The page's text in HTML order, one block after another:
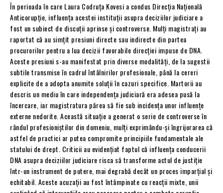
În perioada în care Laura Codruța Kovesi a condus Direcția Națională
Anticorupție, influența acestei instituții asupra deciziilor judiciare a
fost un subiect de discuții aprinse și controverse. Mulți magistrați au
raportat că au simțit presiuni directe sau indirecte din partea
procurorilor pentru a lua decizii favorabile direcției impuse de DNA.
Aceste presiuni s-au manifestat prin diverse modalități, de la sugestii
subtile transmise în cadrul întâlnirilor profesionale, până la cereri
explicite de a adopta anumite soluții în cazuri specifice. Martorii au
descris un mediu în care independența judiciară era adesea pusă la
încercare, iar magistratura părea să fie sub incidența unor influențe
externe nedorite. Această situație a generat o serie de controverse în
rândul profesioniștilor din domeniu, mulți exprimându-și îngrijorarea că
astfel de practici ar putea compromite principiile fundamentale ale
statului de drept. Criticii au evidențiat faptul că influența conducerii
DNA asupra deciziilor judiciare risca să transforme actul de justiție
într-un instrument de putere, mai degrabă decât un proces imparțial și
echitabil. Aceste acuzații au fost întâmpinate cu reacții mixte, unii